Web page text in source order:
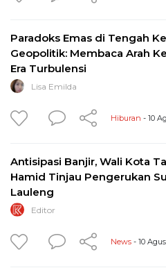
Paradoks Emas di Tengah
Geopolitik: Membaca Arah
Era Turbulensi
Lisa Emilda
Hiburan - 10
Antisipasi Banjir, Wali Kota
Hamid Tinjau Pengerukan
Lauleng
Editor
News - 10